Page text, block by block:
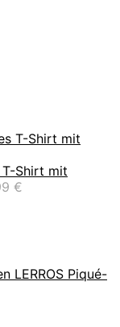
T-Shirt mit
€
LERROS Piqué-